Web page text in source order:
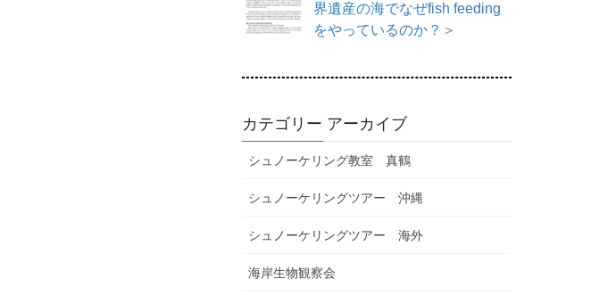
界遺産の海でなぜfish feeding
をやっているのか？＞
カテゴリー アーカイブ
シュノーケリング教室 真鶴
シュノーケリングツアー 沖縄
シュノーケリングツアー 海外
海岸生物観察会